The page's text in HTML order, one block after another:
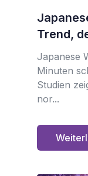
Trend,
Japanese
Minuten
Studien
nor...